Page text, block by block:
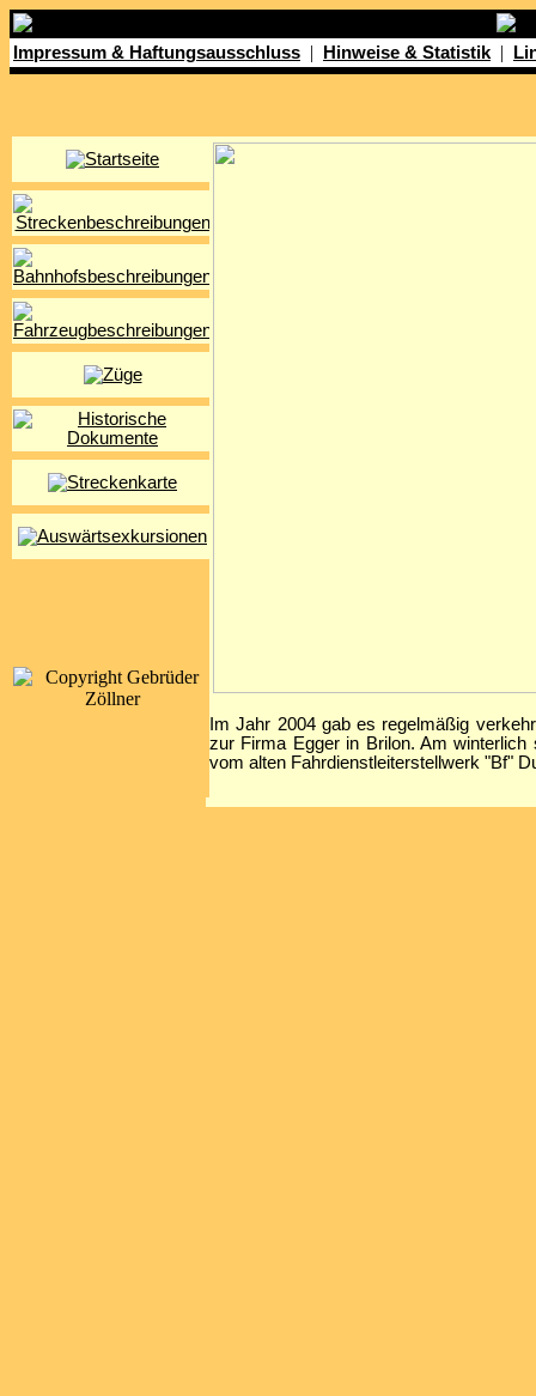
Impressum & Haftungsausschluss | Hinweise & Statistik |
Im Jahr 2004 gab es regelmäßig
zur Firma Egger in Brilon. Am
vom alten Fahrdienstleiterstellwerk "Bf"